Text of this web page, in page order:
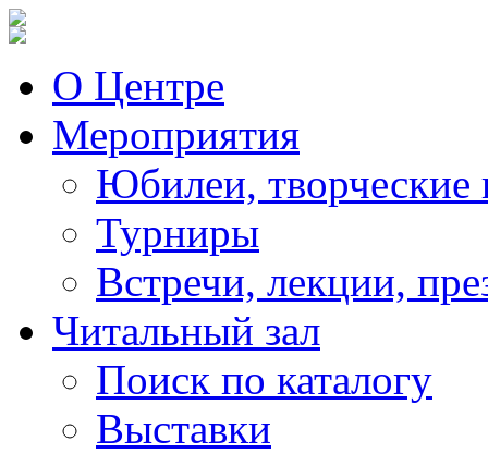
О Центре
Мероприятия
Юбилеи, творческие
Турниры
Встречи, лекции,
Читальный зал
Поиск по каталогу
Выставки